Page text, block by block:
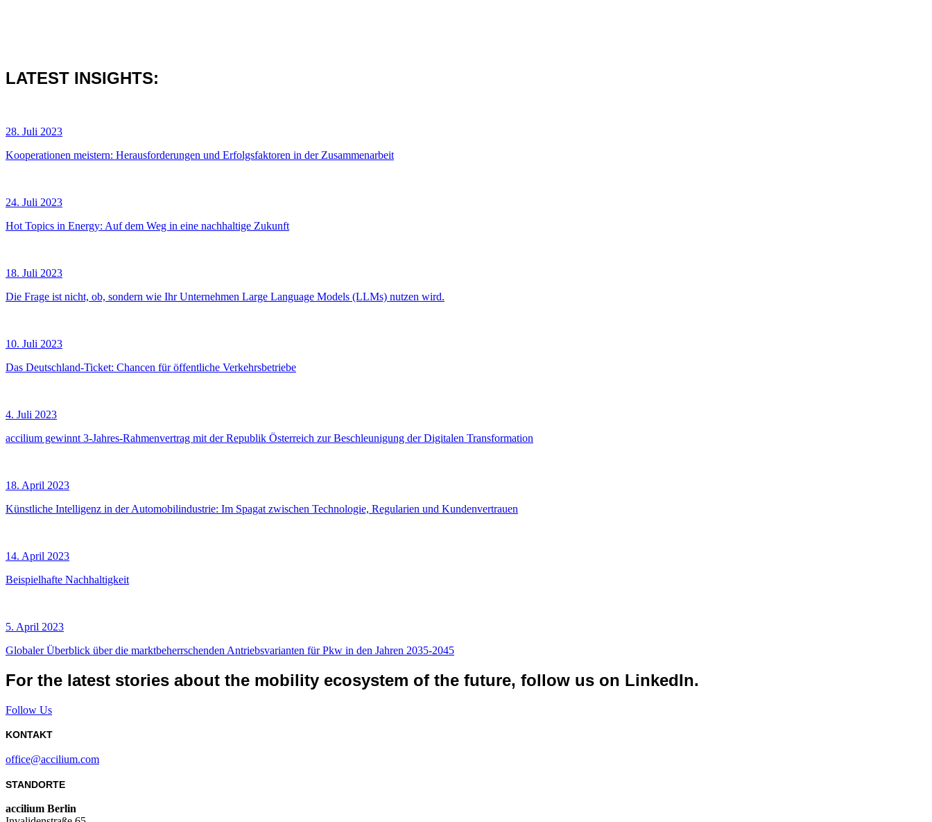
LATEST INSIGHTS:
28. Juli 2023
Kooperationen meistern: Herausforderungen und Erfolgsfaktoren in der Zusammenarbeit
24. Juli 2023
Hot Topics in Energy: Auf dem Weg in eine nachhaltige Zukunft
18. Juli 2023
Die Frage ist nicht, ob, sondern wie Ihr Unternehmen Large Language Models (LLMs) nutzen wird.
10. Juli 2023
Das Deutschland-Ticket: Chancen für öffentliche Verkehrsbetriebe
4. Juli 2023
accilium gewinnt 3-Jahres-Rahmenvertrag mit der Republik Österreich zur Beschleunigung der Digitalen Transformation
18. April 2023
Künstliche Intelligenz in der Automobilindustrie: Im Spagat zwischen Technologie, Regularien und Kundenvertrauen
14. April 2023
Beispielhafte Nachhaltigkeit
5. April 2023
Globaler Überblick über die marktbeherrschenden Antriebsvarianten für Pkw in den Jahren 2035-2045
For the latest stories about the mobility ecosystem of the future, follow us on LinkedIn.
Follow Us
KONTAKT
office@accilium.com
STANDORTE
accilium Berlin